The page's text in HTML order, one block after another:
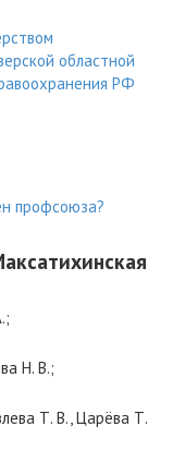
областной
РФ
профсоюза?
Н. В.;
Т. В., Царёва Т.